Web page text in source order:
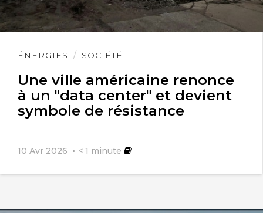
ÉNERGIES SOCIÉTÉ
Une ville américaine renonce
à un "data center" et devient
symbole de résistance
10 Avr 2026 < 1 minute
Lire